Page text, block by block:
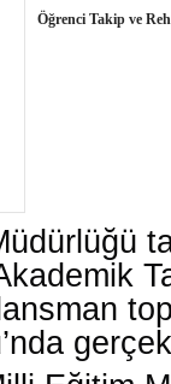
Baştuğ
Öğrenci Takip ve